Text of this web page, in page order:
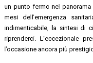
un punto fermo nel
mesi dell’emergenza
indimenticabile, la sintesi di
riprenderci. L’eccezionale
l’occasione ancora più